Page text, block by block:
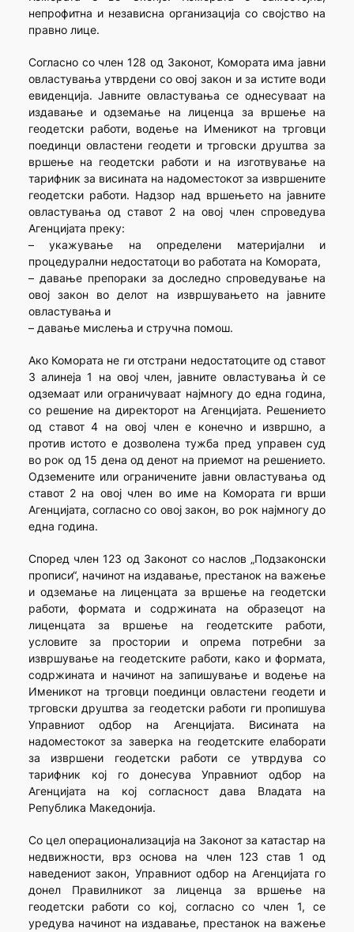
непрофитна и независна организација со својство на
правно лице.
Согласно со член 128 од Законот, Комората има јавни
овластувања утврдени со овој закон и за истите води
евиденција. Јавните овластувања се однесуваат на
издавање и одземање на лиценца за вршење на
геодетски работи, водење на Именикот на трговци
поединци овластени геодети и трговски друштва за
вршење на геодетски работи и на изготвување на
тарифник за висината на надоместокот за извршените
геодетски работи. Надзор над вршењето на јавните
овластувања од ставот 2 на овој член спроведува
Агенцијата преку:
– укажување на определени материјални и
процедурални недостатоци во работата на Комората,
– давање препораки за доследно спроведување на
овој закон во делот на извршувањето на јавните
овластувања и
– давање мислења и стручна помош.
Ако Комората не ги отстрани недостатоците од ставот
3 алинеја 1 на овој член, јавните овластувања ѝ се
одземаат или ограничуваат најмногу до една година,
со решение на директорот на Агенцијата. Решението
од ставот 4 на овој член е конечно и извршно, а
против истото е дозволена тужба пред управен суд
во рок од 15 дена од денот на приемот на решението.
Одземените или ограничените јавни овластувања од
ставот 2 на овој член во име на Комората ги врши
Агенцијата, согласно со овој закон, во рок најмногу до
една година.
Според член 123 од Законот со наслов „Подзаконски
прописи“, начинот на издавање, престанок на важење
и одземање на лиценцата за вршење на геодетски
работи, формата и содржината на образецот на
лиценцата за вршење на геодетските работи,
условите за простории и опрема потребни за
извршување на геодетските работи, како и формата,
содржината и начинот на запишување и водење на
Именикот на трговци поединци овластени геодети и
трговски друштва за геодетски работи ги пропишува
Управниот одбор на Агенцијата. Висината на
надоместокот за заверка на геодетските елаборати
за извршени геодетски работи се утврдува со
тарифник кој го донесува Управниот одбор на
Агенцијата на кој согласност дава Владата на
Република Македонија.
Со цел операционализација на Законот за катастар на
недвижности, врз основа на член 123 став 1 од
наведениот закон, Управниот одбор на Агенцијата го
донел Правилникот за лиценца за вршење на
геодетски работи со кој, согласно со член 1, се
уредува начинот на издавање, престанок на важење